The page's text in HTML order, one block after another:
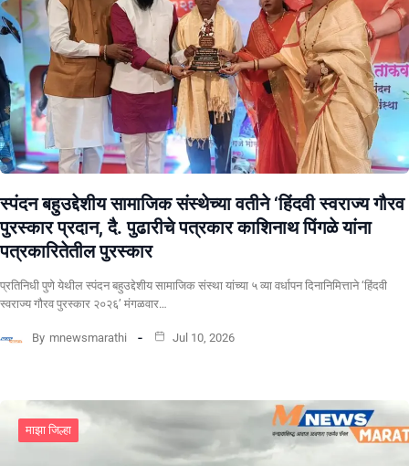
स्पंदन बहुउद्देशीय सामाजिक संस्थेच्या वतीने ‘हिंदवी स्वराज्य गौरव
पुरस्कार प्रदान, दै. पुढारीचे पत्रकार काशिनाथ पिंगळे यांना
पत्रकारितेतील पुरस्कार
प्रतिनिधी पुणे येथील स्पंदन बहुउद्देशीय सामाजिक संस्था यांच्या ५ व्या वर्धापन दिनानिमित्ताने ‘हिंदवी
स्वराज्य गौरव पुरस्कार २०२६’ मंगळवार…
By mnewsmarathi Jul 10, 2026
माझा जिल्हा